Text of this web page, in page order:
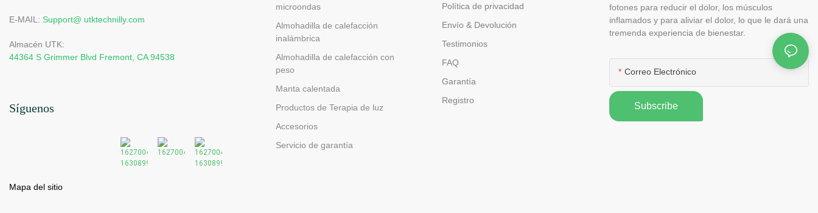
E-MAIL: Support@ utktechnilly.com
Almacén UTK:
44364 S Grimmer Blvd Fremont, CA 94538
Síguenos
Mapa del sitio
microondas
Almohadilla de calefacción
inalámbrica
Almohadilla de calefacción con
peso
Manta calentada
Productos de Terapia de luz
Accesorios
Servicio de garantía
Política de privacidad
Envío & Devolución
Testimonios
FAQ
Garantía
Registro
fotones para reducir el dolor, los músculos
inflamados y para aliviar el dolor, lo que le dará una
tremenda experiencia de bienestar.
Correo Electrónico
Subscribe